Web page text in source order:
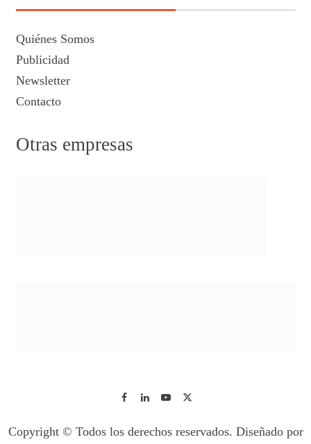
Quiénes Somos
Publicidad
Newsletter
Contacto
Otras empresas
Copyright © Todos los derechos reservados. Diseñado por